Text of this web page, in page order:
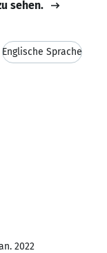
sehen.
Englische Sprache
2022